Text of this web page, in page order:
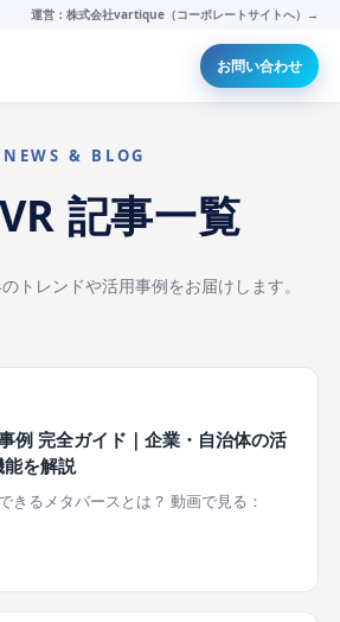
運営：株式会社vartique（コーポレートサイトへ）→
お問い合わせ
NEWS & BLOG
記事一覧
トレンドや活用事例をお届けします。
例 完全ガイド｜企業・自治体の活
を解説
きるメタバースとは？ 動画で見る：